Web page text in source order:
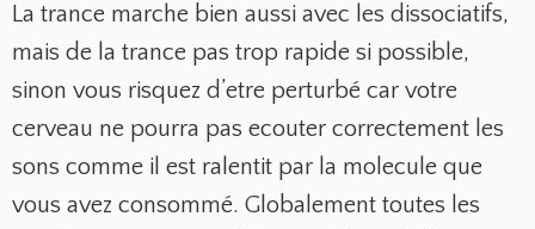
La trance marche bien aussi avec les dissociatifs,
mais de la trance pas trop rapide si possible,
sinon vous risquez d’etre perturbé car votre
cerveau ne pourra pas ecouter correctement les
sons comme il est ralentit par la molecule que
vous avez consommé. Globalement toutes les